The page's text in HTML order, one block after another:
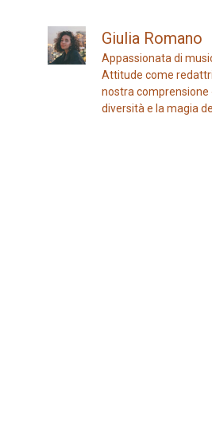
Giulia Romano
Appassionata di
Attitude come
nostra comprensione
diversità e la magia